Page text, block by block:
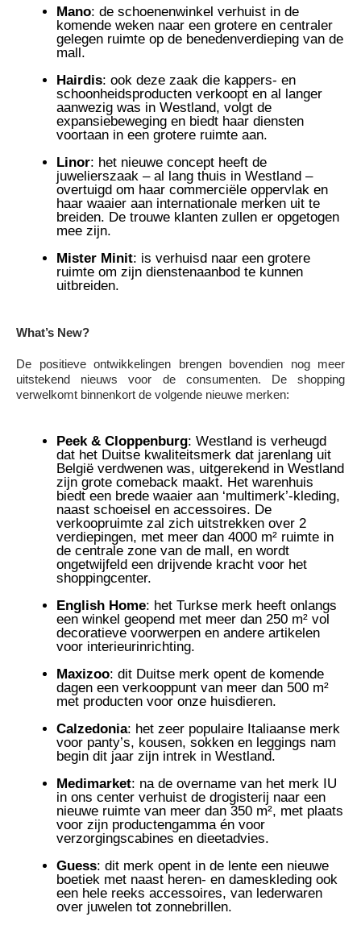
Mano: de schoenenwinkel verhuist in de
komende weken naar een grotere en centraler
gelegen ruimte op de benedenverdieping van de
mall.
Hairdis: ook deze zaak die kappers- en
schoonheidsproducten verkoopt en al langer
aanwezig was in Westland, volgt de
expansiebeweging en biedt haar diensten
voortaan in een grotere ruimte aan.
Linor: het nieuwe concept heeft de
juwelierszaak – al lang thuis in Westland –
overtuigd om haar commerciële oppervlak en
haar waaier aan internationale merken uit te
breiden. De trouwe klanten zullen er opgetogen
mee zijn.
Mister Minit: is verhuisd naar een grotere
ruimte om zijn dienstenaanbod te kunnen
uitbreiden.
What’s New?
De positieve ontwikkelingen brengen bovendien nog meer
uitstekend nieuws voor de consumenten. De shopping
verwelkomt binnenkort de volgende nieuwe merken:
Peek & Cloppenburg: Westland is verheugd
dat het Duitse kwaliteitsmerk dat jarenlang uit
België verdwenen was, uitgerekend in Westland
zijn grote comeback maakt. Het warenhuis
biedt een brede waaier aan ‘multimerk’-kleding,
naast schoeisel en accessoires. De
verkoopruimte zal zich uitstrekken over 2
verdiepingen, met meer dan 4000 m² ruimte in
de centrale zone van de mall, en wordt
ongetwijfeld een drijvende kracht voor het
shoppingcenter.
English Home: het Turkse merk heeft onlangs
een winkel geopend met meer dan 250 m² vol
decoratieve voorwerpen en andere artikelen
voor interieurinrichting.
Maxizoo: dit Duitse merk opent de komende
dagen een verkooppunt van meer dan 500 m²
met producten voor onze huisdieren.
Calzedonia: het zeer populaire Italiaanse merk
voor panty’s, kousen, sokken en leggings nam
begin dit jaar zijn intrek in Westland.
Medimarket: na de overname van het merk IU
in ons center verhuist de drogisterij naar een
nieuwe ruimte van meer dan 350 m², met plaats
voor zijn productengamma én voor
verzorgingscabines en dieetadvies.
Guess: dit merk opent in de lente een nieuwe
boetiek met naast heren- en dameskleding ook
een hele reeks accessoires, van lederwaren
over juwelen tot zonnebrillen.